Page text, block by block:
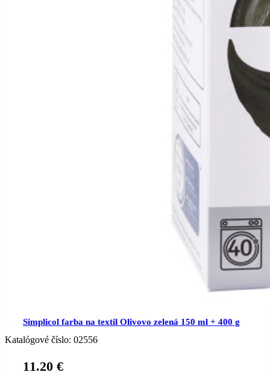
Simplicol farba na textil Olivovo zelená 150 ml + 400 g
Katalógové číslo: 02556
11.20 €